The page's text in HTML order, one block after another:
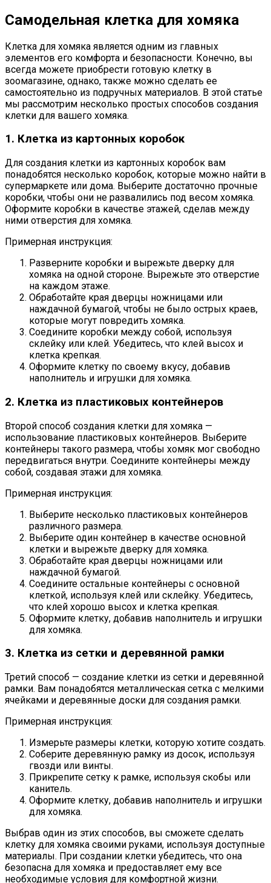
Самодельная клетка для хомяка
Клетка для хомяка является одним из главных
элементов его комфорта и безопасности. Конечно, вы
всегда можете приобрести готовую клетку в
зоомагазине, однако, также можно сделать ее
самостоятельно из подручных материалов. В этой статье
мы рассмотрим несколько простых способов создания
клетки для вашего хомяка.
1. Клетка из картонных коробок
Для создания клетки из картонных коробок вам
понадобятся несколько коробок, которые можно найти в
супермаркете или дома. Выберите достаточно прочные
коробки, чтобы они не развалились под весом хомяка.
Оформите коробки в качестве этажей, сделав между
ними отверстия для хомяка.
Примерная инструкция:
Разверните коробки и вырежьте дверку для
хомяка на одной стороне. Вырежьте это отверстие
на каждом этаже.
Обработайте края дверцы ножницами или
наждачной бумагой, чтобы не было острых краев,
которые могут повредить хомяка.
Соедините коробки между собой, используя
склейку или клей. Убедитесь, что клей высох и
клетка крепкая.
Оформите клетку по своему вкусу, добавив
наполнитель и игрушки для хомяка.
2. Клетка из пластиковых контейнеров
Второй способ создания клетки для хомяка —
использование пластиковых контейнеров. Выберите
контейнеры такого размера, чтобы хомяк мог свободно
передвигаться внутри. Соедините контейнеры между
собой, создавая этажи для хомяка.
Примерная инструкция:
Выберите несколько пластиковых контейнеров
различного размера.
Выберите один контейнер в качестве основной
клетки и вырежьте дверку для хомяка.
Обработайте края дверцы ножницами или
наждачной бумагой.
Соедините остальные контейнеры с основной
клеткой, используя клей или склейку. Убедитесь,
что клей хорошо высох и клетка крепкая.
Оформите клетку, добавив наполнитель и игрушки
для хомяка.
3. Клетка из сетки и деревянной рамки
Третий способ — создание клетки из сетки и деревянной
рамки. Вам понадобятся металлическая сетка с мелкими
ячейками и деревянные доски для создания рамки.
Примерная инструкция:
Измерьте размеры клетки, которую хотите создать.
Соберите деревянную рамку из досок, используя
гвозди или винты.
Прикрепите сетку к рамке, используя скобы или
канитель.
Оформите клетку, добавив наполнитель и игрушки
для хомяка.
Выбрав один из этих способов, вы сможете сделать
клетку для хомяка своими руками, используя доступные
материалы. При создании клетки убедитесь, что она
безопасна для хомяка и предоставляет ему все
необходимые условия для комфортной жизни.